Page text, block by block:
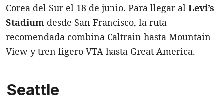
Corea del Sur el 18 de junio. Para llegar al Levi’s
Stadium desde San Francisco, la ruta
recomendada combina Caltrain hasta Mountain
View y tren ligero VTA hasta Great America.
Seattle